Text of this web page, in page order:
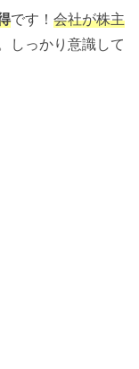
です！ 会社が株主
しっかり意識して